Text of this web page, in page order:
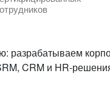
разрабатываем
CRM и HR-